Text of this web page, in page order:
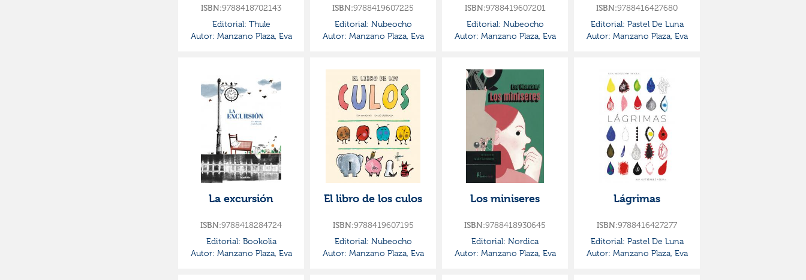
ISBN:9788418702143
Editorial: Thule
Autor: Manzano Plaza, Eva
ISBN:9788419607225
Editorial: Nubeocho
Autor: Manzano Plaza, Eva
ISBN:9788419607201
Editorial: Nubeocho
Autor: Manzano Plaza, Eva
ISBN:9788416427680
Editorial: Pastel De Luna
Autor: Manzano Plaza, Eva
La excursión
ISBN:9788418284724
Editorial: Bookolia
Autor: Manzano Plaza, Eva
El libro de los culos
ISBN:9788419607195
Editorial: Nubeocho
Autor: Manzano Plaza, Eva
Los miniseres
ISBN:9788418930645
Editorial: Nordica
Autor: Manzano Plaza, Eva
Lágrimas
ISBN:9788416427277
Editorial: Pastel De Luna
Autor: Manzano Plaza, Eva